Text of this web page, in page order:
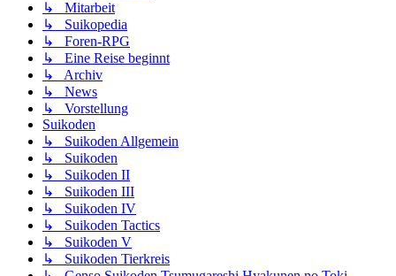
↳ Mitarbeit
↳ Suikopedia
↳ Foren-RPG
↳ Eine Reise beginnt
↳ Archiv
↳ News
↳ Vorstellung
Suikoden
↳ Suikoden Allgemein
↳ Suikoden
↳ Suikoden II
↳ Suikoden III
↳ Suikoden IV
↳ Suikoden Tactics
↳ Suikoden V
↳ Suikoden Tierkreis